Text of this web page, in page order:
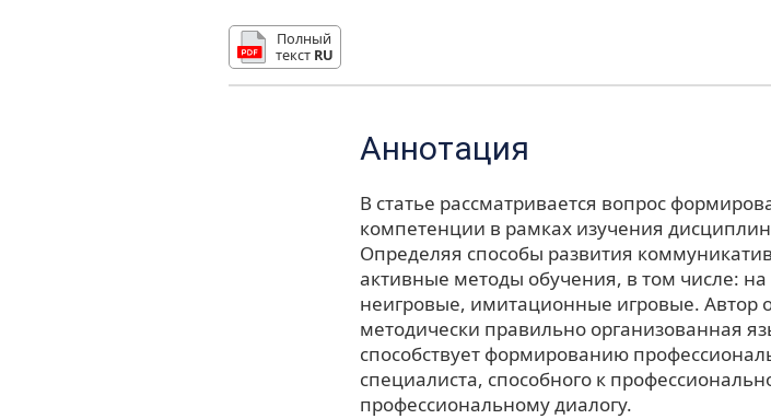
Полный
текст RU
Аннотация
В статье рассматривается вопрос
компетенции в рамках изучения
Определяя способы развития
активные методы обучения, в том числе:
неигровые, имитационные игровые. Автор
методически правильно организованная
способствует формированию
специалиста, способного к
профессиональному диалогу.